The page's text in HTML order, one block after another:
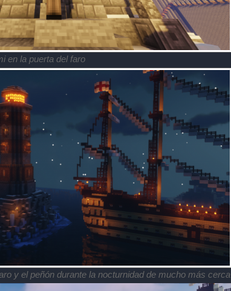
en la puerta del faro
y el peñón durante la nocturnidad de mucho más cerca